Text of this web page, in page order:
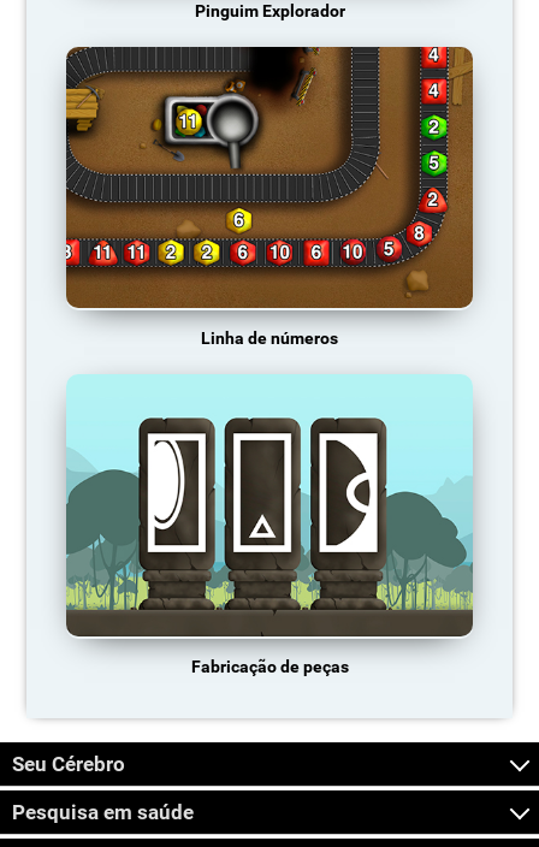
Pinguim Explorador
Linha de números
Fabricação de peças
Seu Cérebro
Pesquisa em saúde